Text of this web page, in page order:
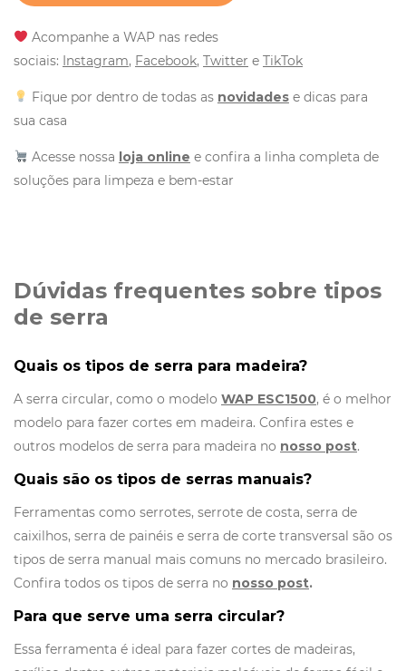
Acompanhe a WAP nas redes
sociais: Instagram, Facebook, Twitter e TikTok
Fique por dentro de todas as novidadese dicas para
sua casa
Acesse nossa loja online e confira a linha completa de
soluções para limpeza e bem-estar
Dúvidas frequentes sobre tipos
de serra
Quais os tipos de serra para madeira?
A serra circular, como o modelo WAP ESC1500, é o melhor
modelo para fazer cortes em madeira. Confira estes e
outros modelos de serra para madeira no nosso post.
Quais são os tipos de serras manuais?
Ferramentas como serrotes, serrote de costa, serra de
caixilhos, serra de painéis e serra de corte transversal são os
tipos de serra manual mais comuns no mercado brasileiro.
Confira todos os tipos de serra no nosso post.
Para que serve uma serra circular?
Essa ferramenta é ideal para fazer cortes de madeiras,